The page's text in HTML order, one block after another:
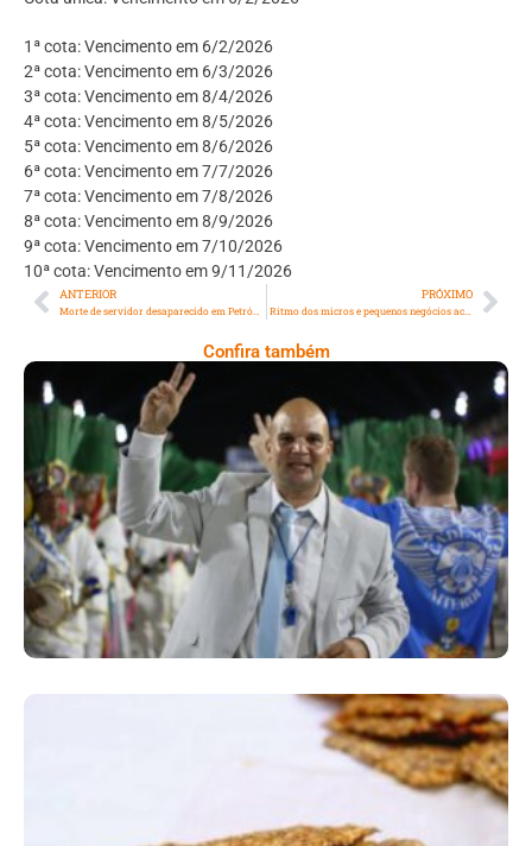
1ª cota: Vencimento em 6/2/2026
2ª cota: Vencimento em 6/3/2026
3ª cota: Vencimento em 8/4/2026
4ª cota: Vencimento em 8/5/2026
5ª cota: Vencimento em 8/6/2026
6ª cota: Vencimento em 7/7/2026
7ª cota: Vencimento em 7/8/2026
8ª cota: Vencimento em 8/9/2026
9ª cota: Vencimento em 7/10/2026
10ª cota: Vencimento em 9/11/2026
ANTERIOR PRÓXIMO
Ritmo dos micros e pequenos negócios acelera em novembro no Rio de Janeiro
Confira também
Mestre Demétrius Retorna Ao Comando Da
Bateria Da Acadêmicos De Niterói